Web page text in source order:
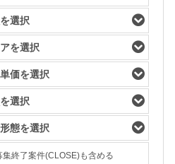
選択
を選択
価を選択
選択
態を選択
集終了案件(CLOSE)も含める